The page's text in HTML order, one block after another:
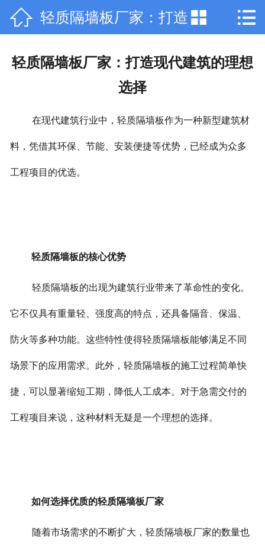
 网站首页
 轻质隔墙板厂家：打造
现代建筑的理想选择
 
轻质隔墙板厂家：打造现代建筑的理想
选择
在现代建筑行业中，轻质隔墙板作为一种新型建筑材
料，凭借其环保、节能、安装便捷等优势，已经成为众多
工程项目的优选。
轻质隔墙板的核心优势
轻质隔墙板的出现为建筑行业带来了革命性的变化。
它不仅具有重量轻、强度高的特点，还具备隔音、保温、
防火等多种功能。这些特性使得轻质隔墙板能够满足不同
场景下的应用需求。 此外，轻质隔墙板的施工过程简单快
捷，可以显著缩短工期，降低人工成本。对于急需交付的
工程项目来说，这种材料无疑是一个理想的选择。
如何选择优质的轻质隔墙板厂家
随着市场需求的不断扩大，轻质隔墙板厂家的数量也